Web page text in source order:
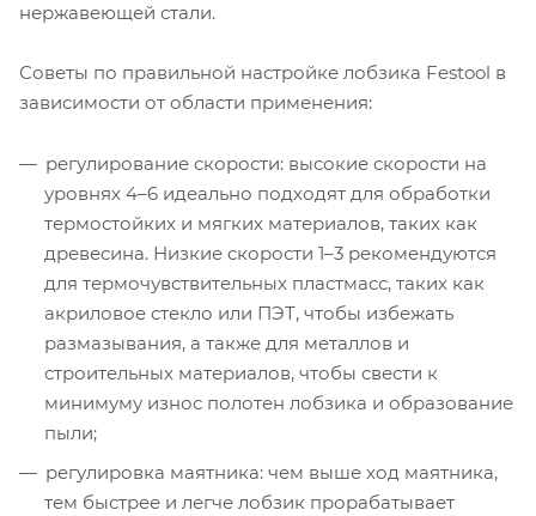
нержавеющей стали.
Советы по правильной настройке лобзика Festool в
зависимости от области применения:
регулирование скорости: высокие скорости на
уровнях 4–6 идеально подходят для обработки
термостойких и мягких материалов, таких как
древесина. Низкие скорости 1–3 рекомендуются
для термочувствительных пластмасс, таких как
акриловое стекло или ПЭТ, чтобы избежать
размазывания, а также для металлов и
строительных материалов, чтобы свести к
минимуму износ полотен лобзика и образование
пыли;
регулировка маятника: чем выше ход маятника,
тем быстрее и легче лобзик прорабатывает